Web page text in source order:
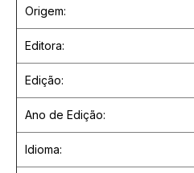
Origem:
Editora:
Edição:
Ano de Edição:
Idioma: